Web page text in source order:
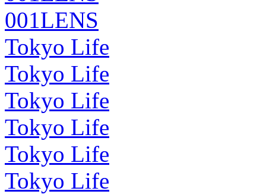
001LENS
Tokyo Life
Tokyo Life
Tokyo Life
Tokyo Life
Tokyo Life
Tokyo Life